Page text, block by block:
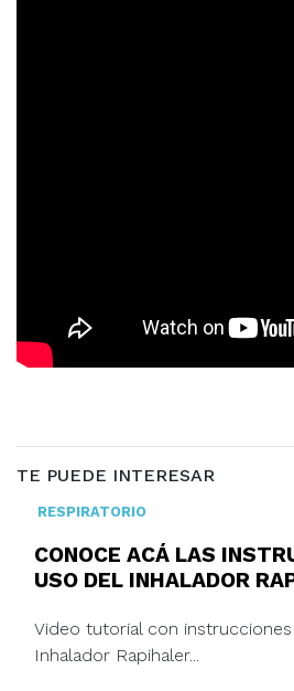
TE PUEDE INTERESAR
RESPIRATORIO
CONOCE ACÁ LAS
USO DEL INHALADOR
Video tutorial con
Inhalador Rapihaler...